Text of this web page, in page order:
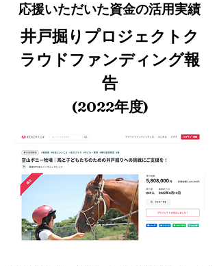
応援いただいた資金の活用実績
井戸掘りプロジェクトク
ラウドファンディング報
告
(2022年度)